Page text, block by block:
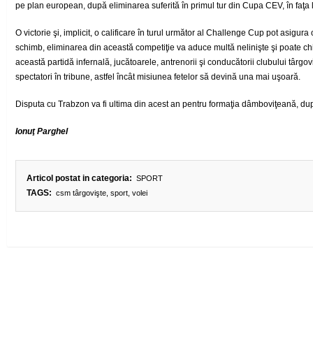
pe plan european, după eliminarea suferită în primul tur din Cupa CEV, în faţa
O victorie şi, implicit, o calificare în turul următor al Challenge Cup pot
schimb, eliminarea din această competiţie va aduce multă nelinişte şi poate
această partidă infernală, jucătoarele, antrenorii şi conducătorii clubului
spectatori în tribune, astfel încât misiunea fetelor să devină una mai uşoară.
Disputa cu Trabzon va fi ultima din acest an pentru formaţia dâmboviţeană,
Ionuţ Parghel
Articol postat in categoria: SPORT
TAGS: csm târgovişte, sport, volei